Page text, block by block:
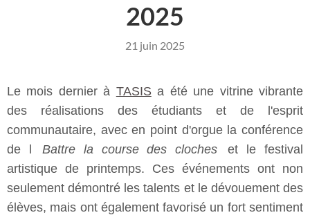
2025
21 juin 2025
Le mois dernier à TASISa été une vitrine vibrante
des réalisations des étudiants et de l'esprit
communautaire, avec en point d'orgue la conférence
de l
Battre la course des cloches
et le festival
artistique de printemps. Ces événements ont non
seulement démontré les talents et le dévouement des
élèves, mais ont également favorisé un fort sentiment